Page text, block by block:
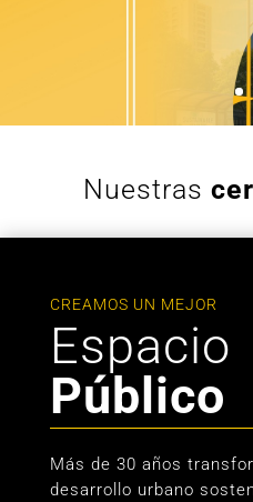
Nuestras
CREAMOS UN MEJOR
Espacio
Público
Más de 30 años
desarrollo urbano